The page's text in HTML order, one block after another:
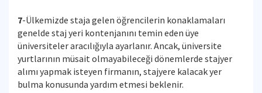
7-Ülkemizde staja gelen öğrencilerin konaklamaları
genelde staj yeri kontenjanını temin eden üye
üniversiteler aracılığıyla ayarlanır. Ancak, üniversite
yurtlarının müsait olmayabileceği dönemlerde stajyer
alımı yapmak isteyen firmanın, stajyere kalacak yer
bulma konusunda yardım etmesi beklenir.